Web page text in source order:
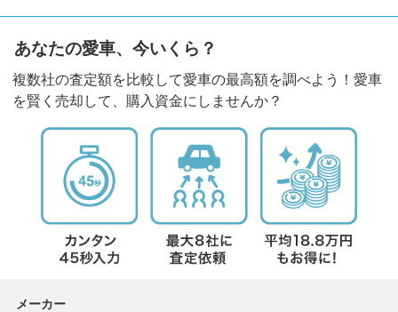
あなたの愛車、今いくら？
複数社の査定額を比較して愛車の最高額を調べよう！愛車
を賢く売却して、購入資金にしませんか？
メーカー